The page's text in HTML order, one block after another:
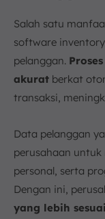
Salah satu
software
pelanggan.
akurat berkat
transaksi,
Data pelanggan
perusahaan
personal, serta
Dengan ini,
yang lebih